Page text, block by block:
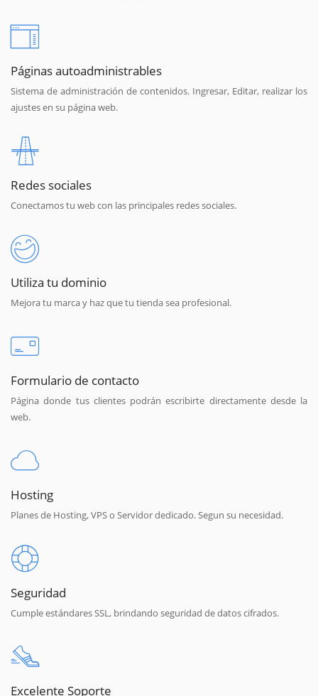
Páginas autoadministrables
Sistema de administración de contenidos. Ingresar, Editar, realizar los
ajustes en su página web.
Redes sociales
Conectamos tu web con las principales redes sociales.
Utiliza tu dominio
Mejora tu marca y haz que tu tienda sea profesional.
Formulario de contacto
Página donde tus clientes podrán escribirte directamente desde la
web.
Hosting
Planes de Hosting, VPS o Servidor dedicado. Segun su necesidad.
Seguridad
Cumple estándares SSL, brindando seguridad de datos cifrados.
Excelente Soporte